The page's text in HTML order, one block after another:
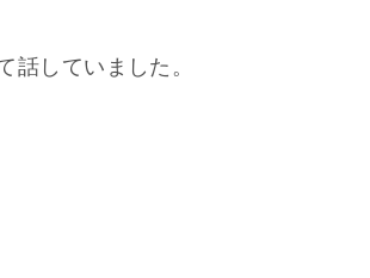
話していました。